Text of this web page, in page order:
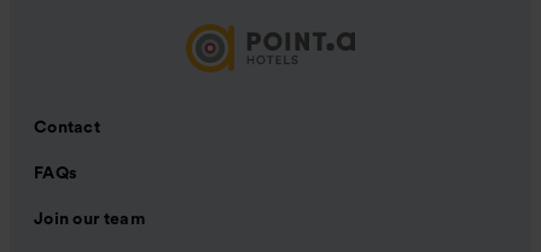
Contact
FAQs
Join our team